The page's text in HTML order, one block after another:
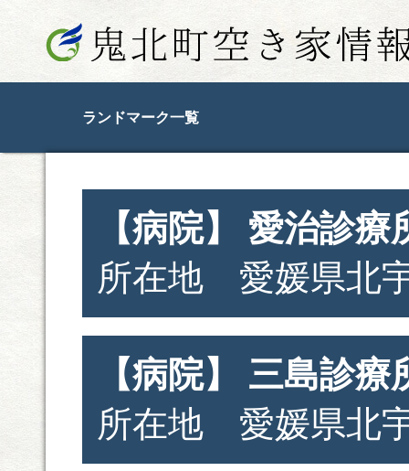
ランドマーク一覧
【病院】 愛治診療
所在地 愛媛県北
【病院】 三島診療
所在地 愛媛県北